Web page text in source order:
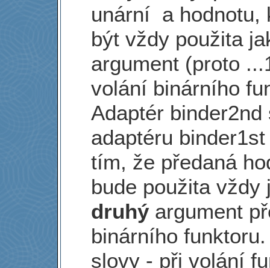
unární a hodnotu,
být vždy použita
argument (proto
volání binárního
Adaptér binder2nd
adaptéru
tím, že předaná
bude použita vždy
druhý argument
binárního
slovy - při volání